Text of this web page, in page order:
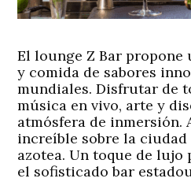
El lounge Z Bar propone
y comida de sabores
mundiales. Disfrutar de
música en vivo, arte y
atmósfera de inmersión.
increíble sobre la ciudad
azotea. Un toque de lujo
el sofisticado bar